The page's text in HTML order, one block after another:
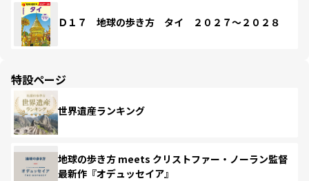
Ｄ１７ 地球の歩き方 タイ ２０２７～２０２８
特設ページ
世界遺産ランキング
地球の歩き方 meets クリストファー・ノーラン監督
最新作『オデュッセイア』